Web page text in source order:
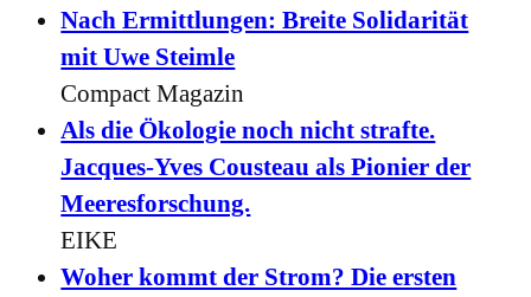
Nach Ermittlungen: Breite Solidarität
mit Uwe Steimle
Compact Magazin
Als die Ökologie noch nicht strafte.
Jacques-Yves Cousteau als Pionier der
Meeresforschung.
EIKE
Woher kommt der Strom? Die ersten